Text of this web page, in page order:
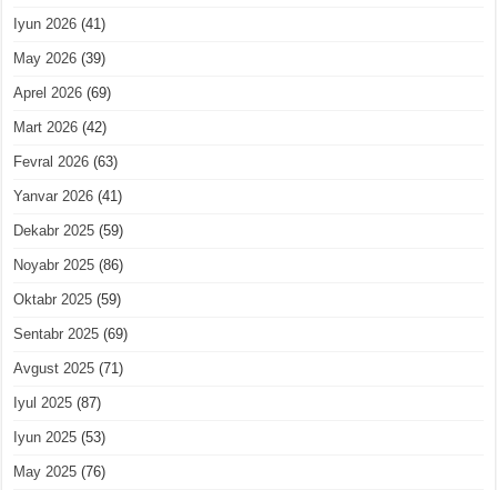
Iyun 2026 (41)
May 2026 (39)
Aprel 2026 (69)
Mart 2026 (42)
Fevral 2026 (63)
Yanvar 2026 (41)
Dekabr 2025 (59)
Noyabr 2025 (86)
Oktabr 2025 (59)
Sentabr 2025 (69)
Avgust 2025 (71)
Iyul 2025 (87)
Iyun 2025 (53)
May 2025 (76)